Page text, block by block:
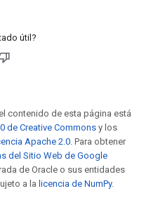
útil?
contenido de esta página está
de Creative Commons y los
Apache 2.0. Para obtener
del Sitio Web de Google
de Oracle o sus entidades
a la licencia de NumPy.